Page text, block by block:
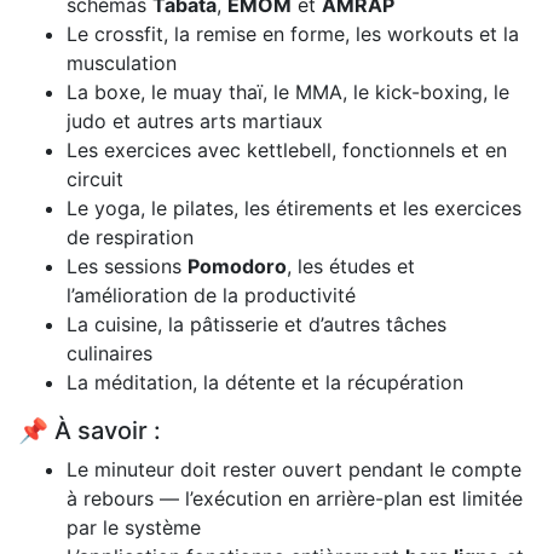
schémas Tabata, EMOM et AMRAP
Le crossfit, la remise en forme, les workouts et la
musculation
La boxe, le muay thaï, le MMA, le kick-boxing, le
judo et autres arts martiaux
Les exercices avec kettlebell, fonctionnels et en
circuit
Le yoga, le pilates, les étirements et les exercices
de respiration
Les sessions Pomodoro, les études et
l’amélioration de la productivité
La cuisine, la pâtisserie et d’autres tâches
culinaires
La méditation, la détente et la récupération
📌 À savoir :
Le minuteur doit rester ouvert pendant le compte
à rebours — l’exécution en arrière-plan est limitée
par le système